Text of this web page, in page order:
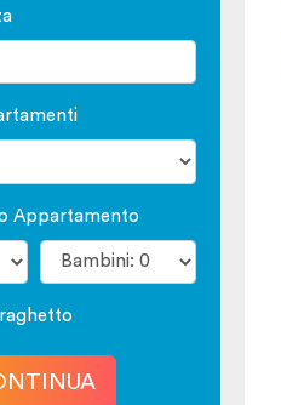
Appartamento